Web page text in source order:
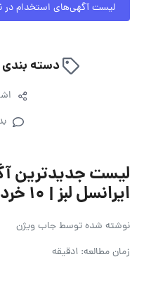
لیست آگهی‌های استخدام در
دسته
لیست جدیدترین
ایرانسل لبز | ۱۰ خرداد ۱۴۰۵
نوشته شده توسطجاب ویژن
زمان مطالعه: 1دقیقه